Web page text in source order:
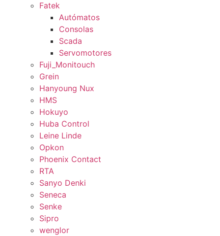
Fatek
Autómatos
Consolas
Scada
Servomotores
Fuji_Monitouch
Grein
Hanyoung Nux
HMS
Hokuyo
Huba Control
Leine Linde
Opkon
Phoenix Contact
RTA
Sanyo Denki
Seneca
Senke
Sipro
wenglor